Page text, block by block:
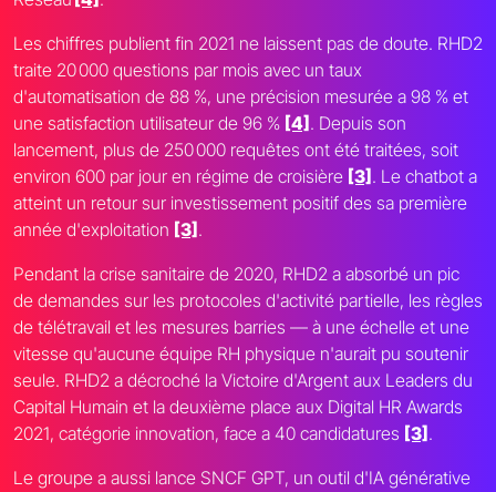
Les chiffres publient fin 2021 ne laissent pas de doute. RHD2
traite 20 000 questions par mois avec un taux
d'automatisation de 88 %, une précision mesurée a 98 % et
une satisfaction utilisateur de 96 % [4] . Depuis son
lancement, plus de 250 000 requêtes ont été traitées, soit
environ 600 par jour en régime de croisière [3] . Le chatbot a
atteint un retour sur investissement positif des sa première
année d'exploitation [3] .
Pendant la crise sanitaire de 2020, RHD2 a absorbé un pic
de demandes sur les protocoles d'activité partielle, les règles
de télétravail et les mesures barries — à une échelle et une
vitesse qu'aucune équipe RH physique n'aurait pu soutenir
seule. RHD2 a décroché la Victoire d'Argent aux Leaders du
Capital Humain et la deuxième place aux Digital HR Awards
2021, catégorie innovation, face a 40 candidatures [3] .
Le groupe a aussi lance SNCF GPT, un outil d'IA générative